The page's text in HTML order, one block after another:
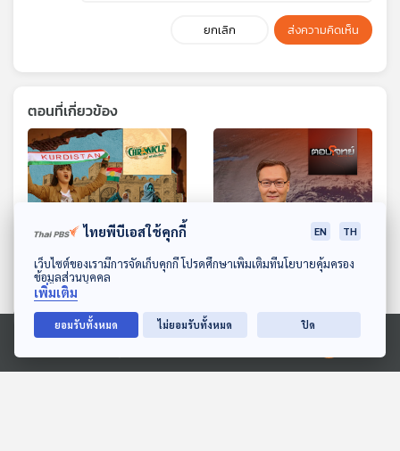
ดาวน์โหลด Thai PBS Podcast Application
Ⓒ 2020 องค์การกระจายเสียงและแพร่ภาพสาธารณะแห่งประเทศไทย
ยกเลิก ส่งความคิดเห็น
ตอนที่เกี่ยวข้อง
EP. 8: ยิ่งกว่าแค้นของชาว
เคิร์ด
EP. 14: ไซโคลนใกล้
เส้นศูนย์สูตร กับ สภาวะโลก
ไทยพีบีเอสใช้คุกกี้ EN TH
เว็บไซต์ของเรามีการจัดเก็บคุกกี้ โปรดศึกษาเพิ่มเติมที่นโยบายคุ้มครอง
ข้อมูลส่วนบุคคล
เพิ่มเติม
ยอมรับทั้งหมด ไม่ยอมรับทั้งหมด ปิด